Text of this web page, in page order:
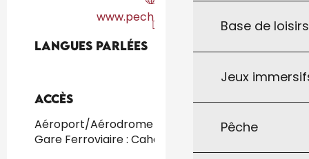
Base de
Jeux
Pêche
www.pechmerle.com
Langues parlées
Langues parlées
Accès
Accès
Aéroport/Aérodrome : Toulouse à 145km
Gare Ferroviaire : Cahors à 40km